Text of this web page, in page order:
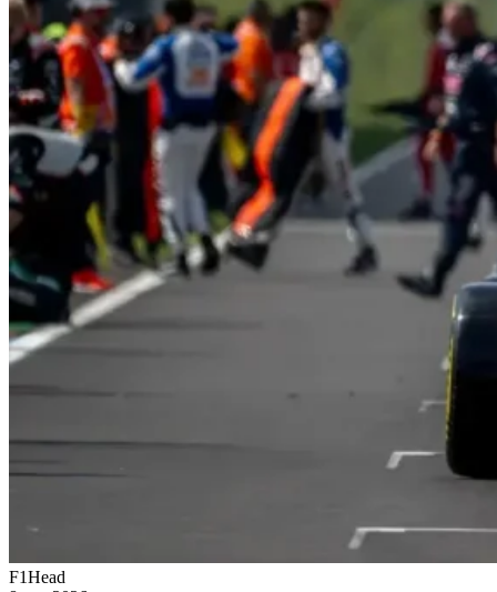
F1Head